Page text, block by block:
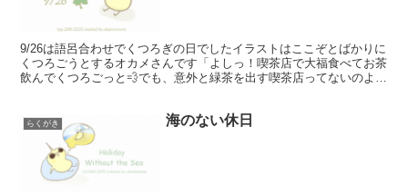
9/26は語呂合わせでくつろぎの日でしたイラストはここぞとばかりに
くつろごうとするオカメさんです「よしっ！喫茶店で大福食べてお茶
飲んでくつろごっと💨でも、意外と緑茶を出す喫茶店ってないのよね
らくがき 海のない休日